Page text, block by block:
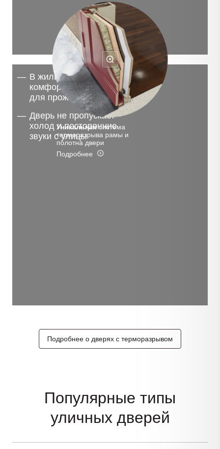
Уникальнаясистема
терморазрыва рамы и
полотна двери
Подробнее
В жилище создаются
комфортные условия
для проживания
Дверь не пропускает
холод и посторонние
звуки с улицы
Подробнее о дверях с терморазрывом
Популярные типы
уличных дверей